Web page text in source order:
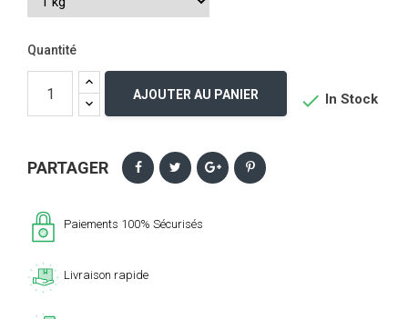
Quantité
AJOUTER AU PANIER  In Stock
PARTAGER
Paiements 100% Sécurisés
Livraison rapide